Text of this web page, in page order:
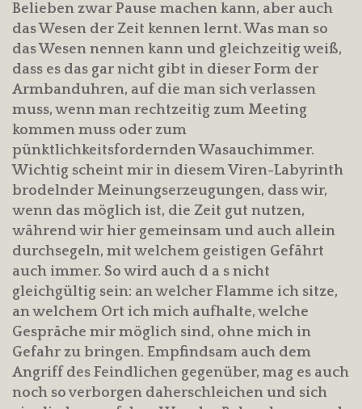
Belieben zwar Pause machen kann, aber auch
das Wesen der Zeit kennen lernt. Was man so
das Wesen nennen kann und gleichzeitig weiß,
dass es das gar nicht gibt in dieser Form der
Armbanduhren, auf die man sich verlassen
muss, wenn man rechtzeitig zum Meeting
kommen muss oder zum
pünktlichkeitsfordernden Wasauchimmer.
Wichtig scheint mir in diesem Viren-Labyrinth
brodelnder Meinungserzeugungen, dass wir,
wenn das möglich ist, die Zeit gut nutzen,
während wir hier gemeinsam und auch allein
durchsegeln, mit welchem geistigen Gefährt
auch immer. So wird auch d a s nicht
gleichgültig sein: an welcher Flamme ich sitze,
an welchem Ort ich mich aufhalte, welche
Gespräche mir möglich sind, ohne mich in
Gefahr zu bringen. Empfindsam auch dem
Angriff des Feindlichen gegenüber, mag es auch
noch so verborgen daherschleichen und sich